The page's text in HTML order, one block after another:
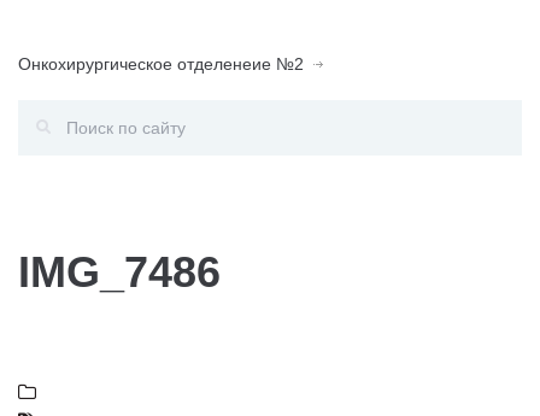
Онкохирургическое отделенеие №2
IMG_7486